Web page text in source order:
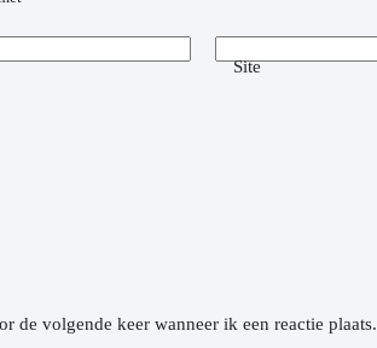
Site
de volgende keer wanneer ik een reactie plaats.